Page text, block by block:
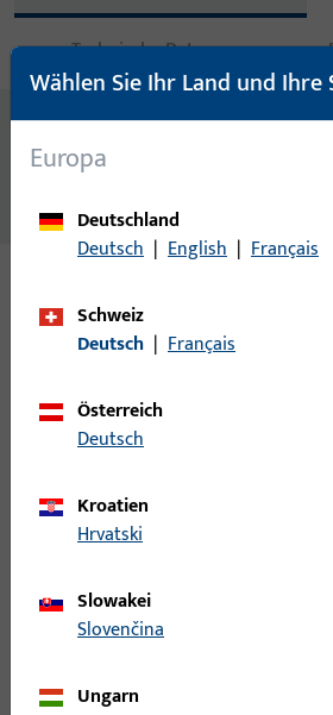
Technische Daten
Inhalt
LAPPENSCHLIESSBL.ECKIG. AUS
Varianten
LAPPENSCHLIESSBLECH, DIN LS, AUS
B 9000 0196 |
L28/43x200x1,5-EKG
Wählen Sie Ihr Land und Ihre
Europa
Deutschland
Deutsch | English | Français
Schweiz
Deutsch | Français
Österreich
Deutsch
Kroatien
Hrvatski
Slowakei
Slovenčina
Ungarn